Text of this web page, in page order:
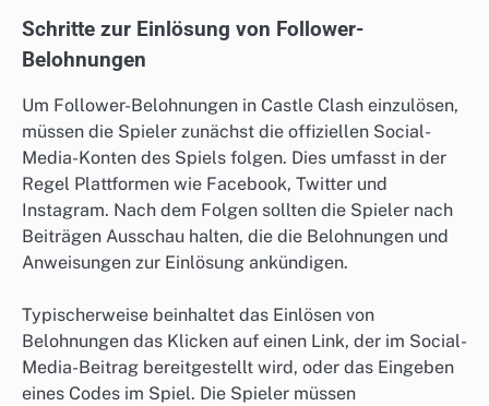
Schritte zur Einlösung von Follower-
Belohnungen
Um Follower-Belohnungen in Castle Clash einzulösen,
müssen die Spieler zunächst die offiziellen Social-
Media-Konten des Spiels folgen. Dies umfasst in der
Regel Plattformen wie Facebook, Twitter und
Instagram. Nach dem Folgen sollten die Spieler nach
Beiträgen Ausschau halten, die die Belohnungen und
Anweisungen zur Einlösung ankündigen.
Typischerweise beinhaltet das Einlösen von
Belohnungen das Klicken auf einen Link, der im Social-
Media-Beitrag bereitgestellt wird, oder das Eingeben
eines Codes im Spiel. Die Spieler müssen